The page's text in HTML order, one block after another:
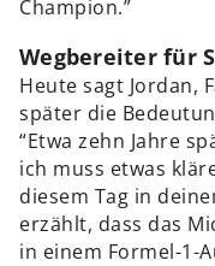
Champion.”
Wegbereiter für
Heute sagt Jordan,
später die
“Etwa zehn Jahre
ich muss etwas
diesem Tag in
erzählt, dass das
in einem Formel-1-